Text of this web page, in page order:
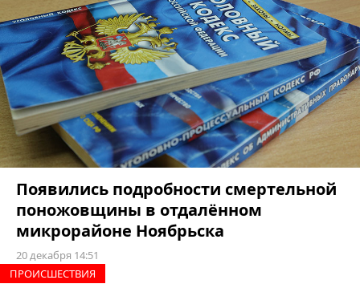
Появились подробности смертельной
поножовщины в отдалённом
микрорайоне Ноябрьска
20 декабря 14:51
ПРОИCШЕСТВИЯ